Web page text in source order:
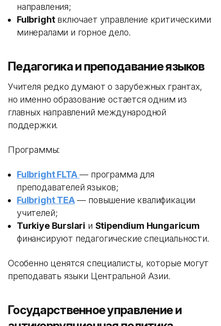
направления;
Fulbrightвключает управление критическими
минералами и горное дело.
Педагогика и преподавание языков
Учителя редко думают о зарубежных грантах,
но именно образование остается одним из
главных направлений международной
поддержки.
Программы:
Fulbright FLTA — программа для
преподавателей языков;
Fulbright TEA— повышение квалификации
учителей;
Turkiye Burslari и Stipendium Hungaricum
финансируют педагогические специальности.
Особенно ценятся специалисты, которые могут
преподавать языки Центральной Азии.
Государственное управление и